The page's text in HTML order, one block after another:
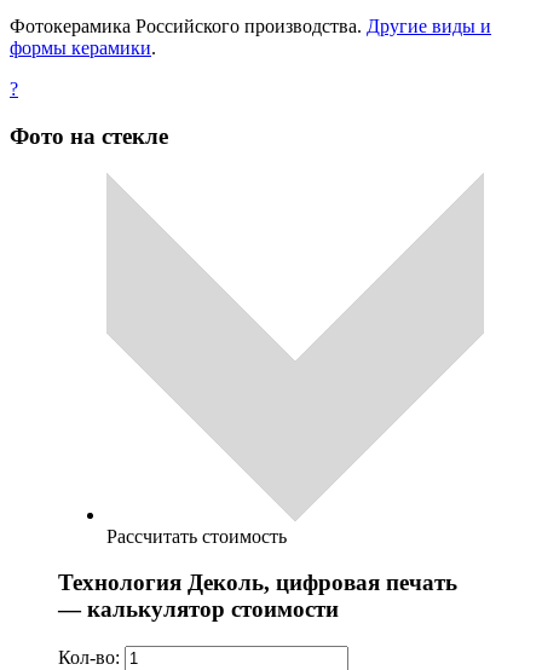
Фотокерамика Российского производства. Другие виды и
формы керамики.
?
Фото на стекле
Рассчитать стоимость
Технология Деколь, цифровая печать
— калькулятор стоимости
Кол-во: